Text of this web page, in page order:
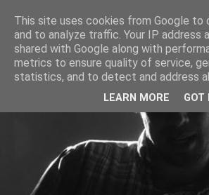
This site uses cookies from Google to
and to analyze traffic. Your IP address
shared with Google along with
metrics to ensure quality of service,
statistics, and to detect and address
LEARN MORE GOT